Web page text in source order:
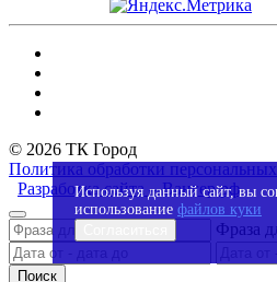
© 2026 ТК Город
Политика обработки
Разработка сайта – Вангер.рф
Фраза
Поиск
Используя данный сайт, вы
использование файлов куки